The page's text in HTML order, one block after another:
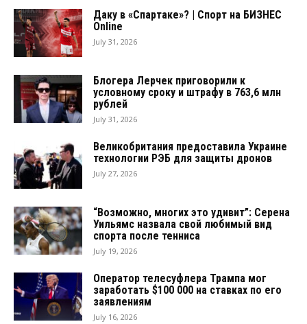
Даку в «Спартаке»? | Спорт на БИЗНЕС
Online
July 31, 2026
Блогера Лерчек приговорили к
условному сроку и штрафу в 763,6 млн
рублей
July 31, 2026
Великобритания предоставила Украине
технологии РЭБ для защиты дронов
July 27, 2026
“Возможно, многих это удивит”: Серена
Уильямс назвала свой любимый вид
спорта после тенниса
July 19, 2026
Оператор телесуфлера Трампа мог
заработать $100 000 на ставках по его
заявлениям
July 16, 2026